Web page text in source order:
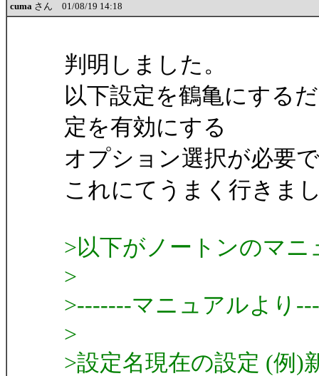
cuma さん 01/08/19 14:18
判明しました。
以下設定を鶴亀にする
定を有効にする
オプション選択が必要
これにてうまく行きま
>以下がノートンのマ
>
>-------マニュアルより
>
>設定名現在の設定 (例)